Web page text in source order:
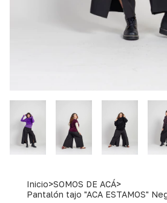
Inicio>SOMOS DE ACÁ>
Pantalón tajo "ACA ESTAMOS"